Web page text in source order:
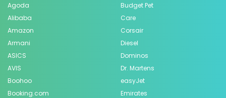
Agoda
Alibaba
Amazon
Armani
ASICS
AVIS
Boohoo
Booking.com
Budget Pet
Care
Corsair
Diesel
Dominos
Dr. Martens
easyJet
Emirates